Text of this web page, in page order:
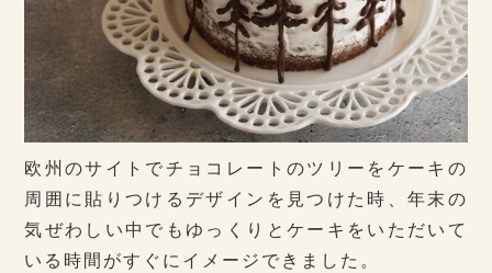
欧州のサイトでチョコレートのツリーをケーキの
周囲に貼りつけるデザインを見つけた時、年末の
気ぜわしい中でもゆっくりとケーキをいただいて
いる時間がすぐにイメージできました。